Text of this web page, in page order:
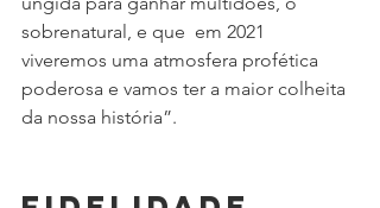
sobrenatural, e que  em 2021
viveremos uma atmosfera profética
poderosa e vamos ter a maior colheita
da nossa história”.